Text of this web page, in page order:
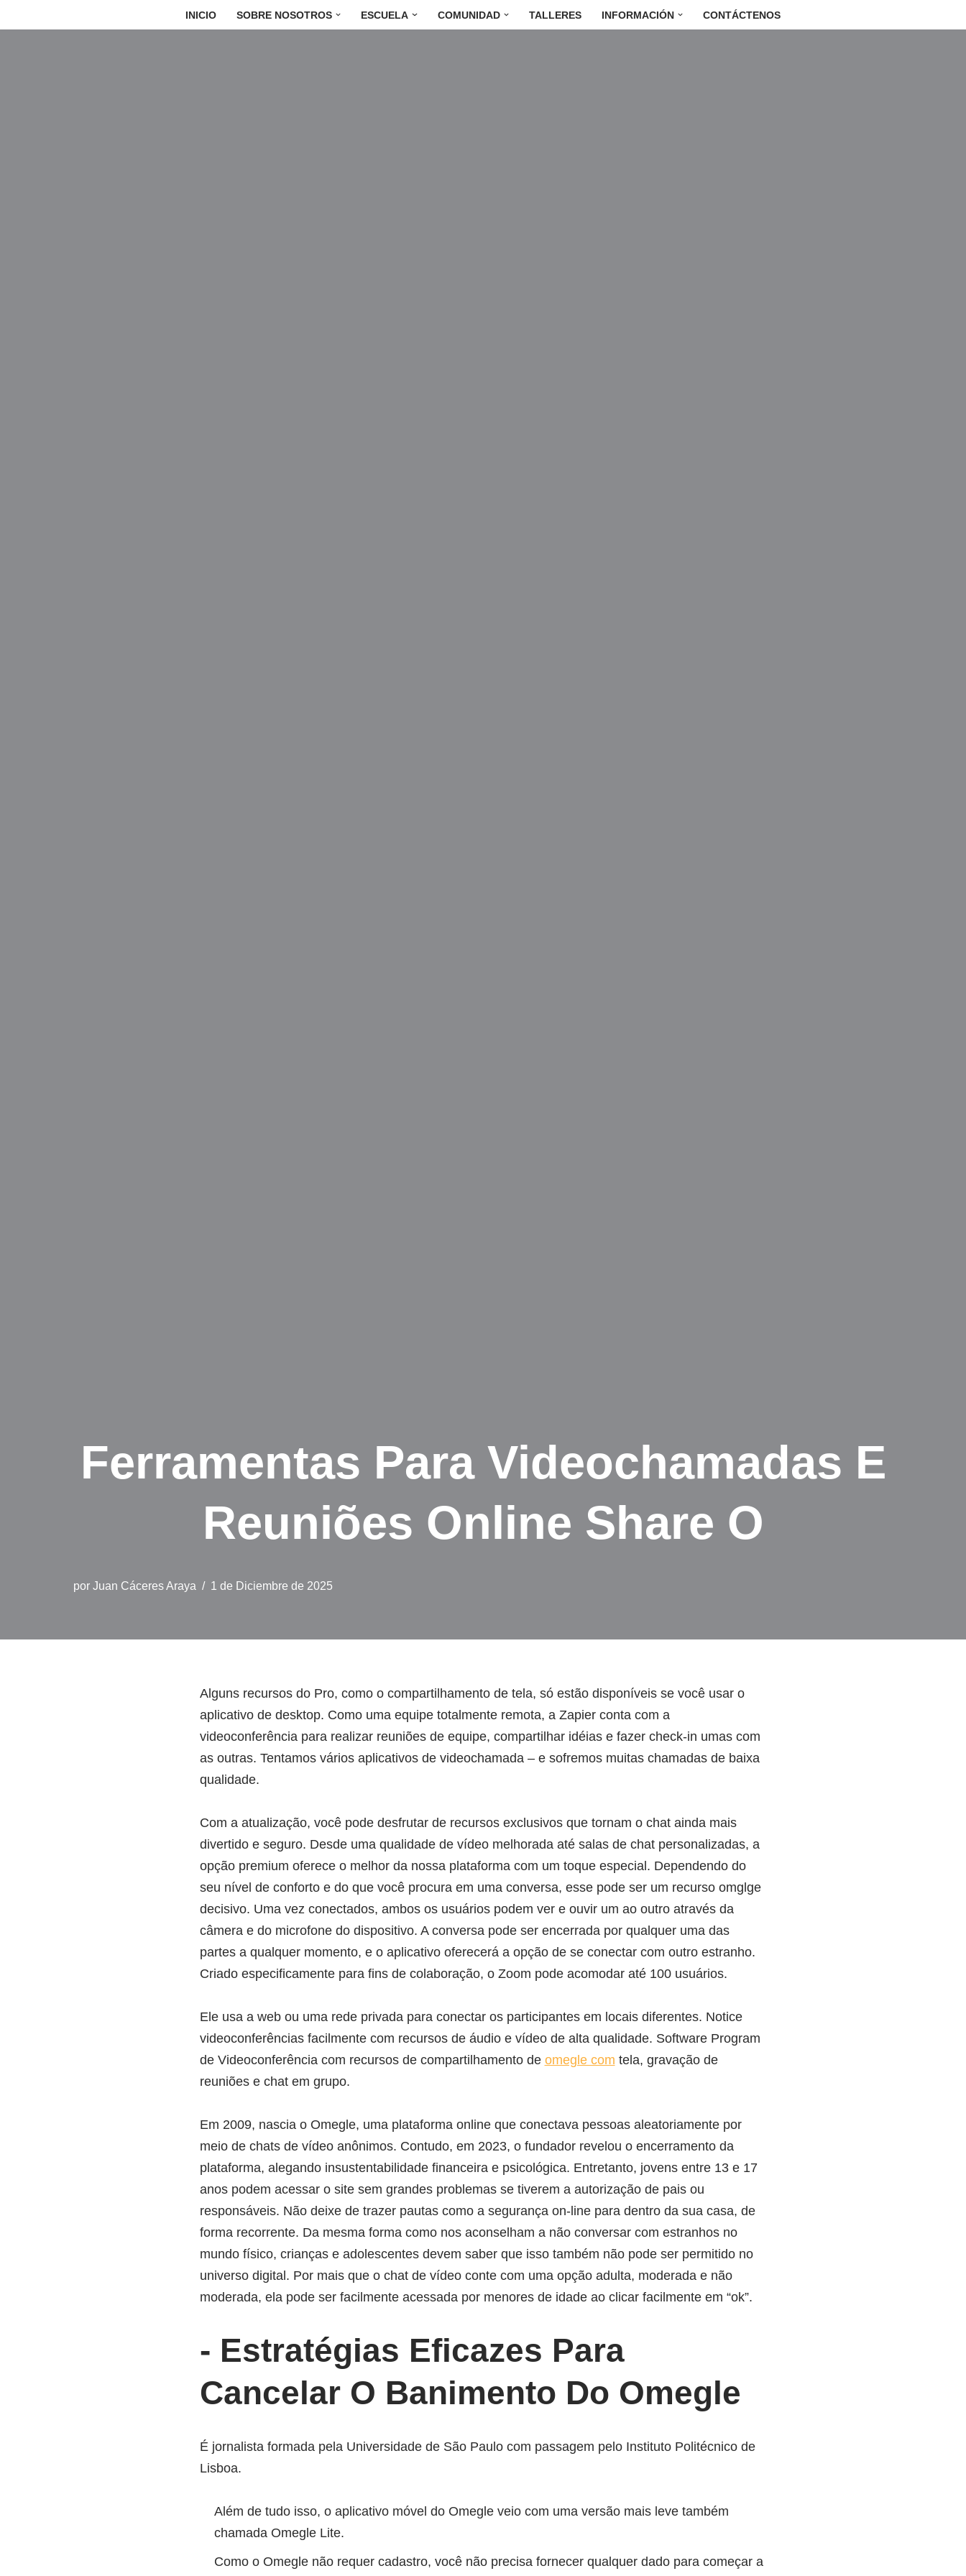
INICIO SOBRE NOSOTROS ESCUELA COMUNIDAD TALLERES INFORMACIÓN CONTÁCTENOS
Ferramentas Para Videochamadas E
Reuniões Online Share O
por Juan Cáceres Araya 1 de Diciembre de 2025
Alguns recursos do Pro, como o compartilhamento de tela, só estão disponíveis se você usar o
aplicativo de desktop. Como uma equipe totalmente remota, a Zapier conta com a
videoconferência para realizar reuniões de equipe, compartilhar idéias e fazer check-in umas com
as outras. Tentamos vários aplicativos de videochamada – e sofremos muitas chamadas de baixa
qualidade.
Com a atualização, você pode desfrutar de recursos exclusivos que tornam o chat ainda mais
divertido e seguro. Desde uma qualidade de vídeo melhorada até salas de chat personalizadas, a
opção premium oferece o melhor da nossa plataforma com um toque especial. Dependendo do
seu nível de conforto e do que você procura em uma conversa, esse pode ser um recurso omglge
decisivo. Uma vez conectados, ambos os usuários podem ver e ouvir um ao outro através da
câmera e do microfone do dispositivo. A conversa pode ser encerrada por qualquer uma das
partes a qualquer momento, e o aplicativo oferecerá a opção de se conectar com outro estranho.
Criado especificamente para fins de colaboração, o Zoom pode acomodar até 100 usuários.
Ele usa a web ou uma rede privada para conectar os participantes em locais diferentes. Notice
videoconferências facilmente com recursos de áudio e vídeo de alta qualidade. Software Program
de Videoconferência com recursos de compartilhamento de omegle com tela, gravação de
reuniões e chat em grupo.
Em 2009, nascia o Omegle, uma plataforma online que conectava pessoas aleatoriamente por
meio de chats de vídeo anônimos. Contudo, em 2023, o fundador revelou o encerramento da
plataforma, alegando insustentabilidade financeira e psicológica. Entretanto, jovens entre 13 e 17
anos podem acessar o site sem grandes problemas se tiverem a autorização de pais ou
responsáveis. Não deixe de trazer pautas como a segurança on-line para dentro da sua casa, de
forma recorrente. Da mesma forma como nos aconselham a não conversar com estranhos no
mundo físico, crianças e adolescentes devem saber que isso também não pode ser permitido no
universo digital. Por mais que o chat de vídeo conte com uma opção adulta, moderada e não
moderada, ela pode ser facilmente acessada por menores de idade ao clicar facilmente em “ok”.
-⁤ Estratégias Eficazes Para
Cancelar O Banimento Do Omegle
É jornalista formada pela Universidade de São Paulo com passagem pelo Instituto Politécnico de
Lisboa.
Além de tudo isso, o aplicativo móvel do Omegle veio com uma versão mais leve também
chamada Omegle Lite.
Como o Omegle não requer cadastro, você não precisa fornecer qualquer dado para começar a